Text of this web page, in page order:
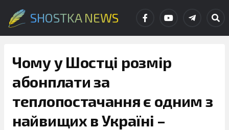
SHOSTKA NEWS
Чому у Шостці розмір
абонплати за
теплопостачання є одним з
найвищих в Україні –